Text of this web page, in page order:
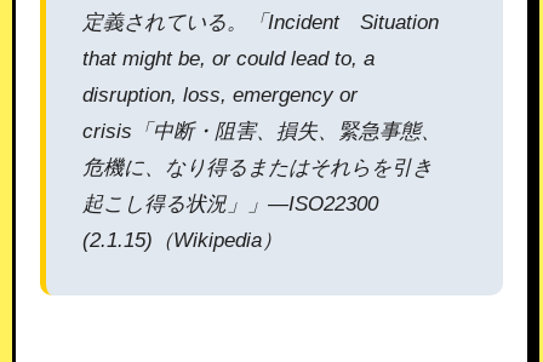
定義されている。「Incident Situation
that might be, or could lead to, a
disruption, loss, emergency or
crisis「中断・阻害、損失、緊急事態、
危機に、なり得るまたはそれらを引き
起こし得る状況」」—ISO22300
(2.1.15)（Wikipedia）